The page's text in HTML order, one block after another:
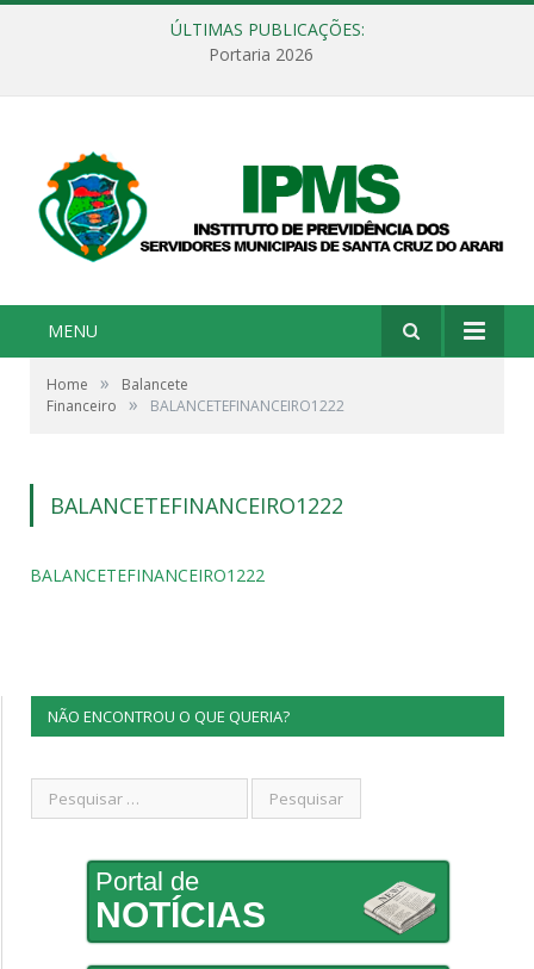
ÚLTIMAS PUBLICAÇÕES:
Portaria 2026
MENU
Home »
Balancete
Financeiro
» BALANCETEFINANCEIRO1222
BALANCETEFINANCEIRO1222
BALANCETEFINANCEIRO1222
NÃO ENCONTROU O QUE QUERIA?
Portal de
NOTÍCIAS